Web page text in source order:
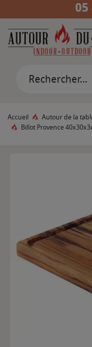
Accueil Autour de la
Billot Provence